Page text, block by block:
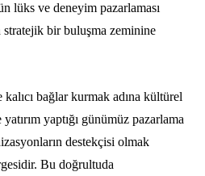
lüks ve deneyim pazarlaması
bir buluşma zeminine
bağlar kurmak adına kültürel
yaptığı günümüz pazarlama
destekçisi olmak
Bu doğrultuda